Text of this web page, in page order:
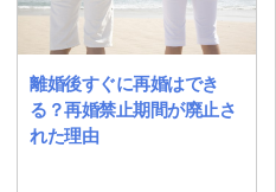
離婚後すぐに再婚はでき
る？再婚禁止期間が廃止さ
れた理由